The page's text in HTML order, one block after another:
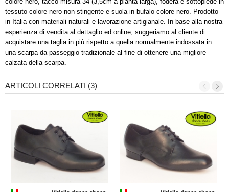
tessuto colore nero non stingente e suola in bufalo colore nero. Prodotto
in Italia con materiali naturali e lavorazione artigianale. In base alla nostra
esperienza di vendita al dettaglio ed online, suggeriamo al cliente di
acquistare una taglia in più rispetto a quella normalmente indossata in
una scarpa da passeggio tradizionale al fine di ottenere una migliore
calzata della scarpa.
ARTICOLI CORRELATI (3)